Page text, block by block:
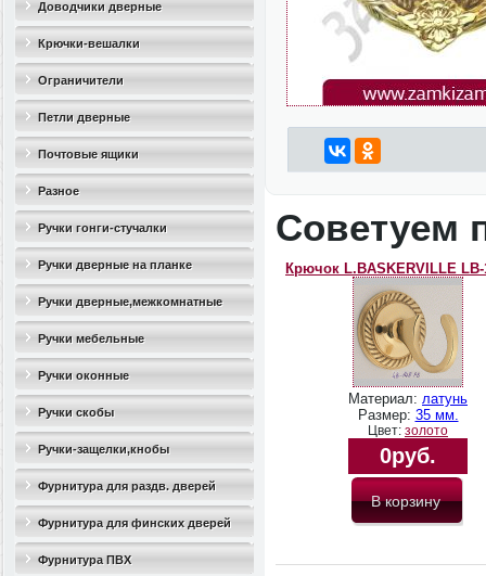
Доводчики дверные
Крючки-вешалки
Ограничители
дверные(стопоры)
Петли дверные
Почтовые ящики
Разное
Ручки гонги-стучалки
Ручки дверные на планке
Ручки дверные,межкомнатные
Ручки мебельные
Ручки оконные
Ручки скобы
Ручки-защелки,кнобы
Фурнитура для раздв. дверей
Фурнитура для финских дверей
Фурнитура ПВХ
Советуем
Крючок L.BASKERVILLE LB-
Материал: латунь
Размер: 35 мм.
Цвет: золото
0руб.